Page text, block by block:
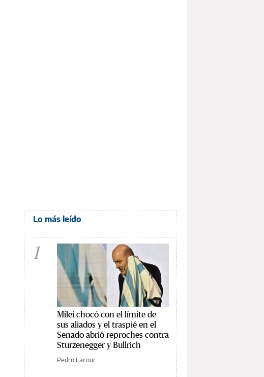
Lo más leído
1
Milei chocó con el límite de
sus aliados y el traspié en el
Senado abrió reproches contra
Sturzenegger y Bullrich
Pedro Lacour